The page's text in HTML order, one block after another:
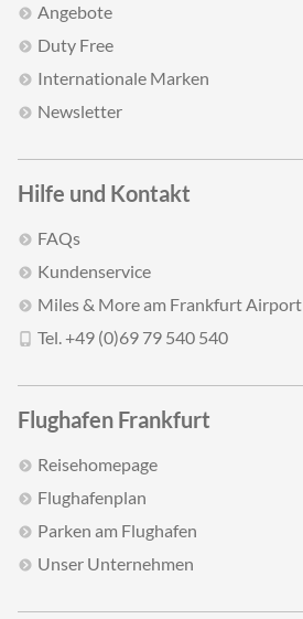
Angebote
Duty Free
Internationale Marken
Newsletter
Hilfe und Kontakt
FAQs
Kundenservice
Miles & More am Frankfurt Airport
Tel. +49 (0)69 79 540 540
Flughafen Frankfurt
Reisehomepage
Flughafenplan
Parken am Flughafen
Unser Unternehmen